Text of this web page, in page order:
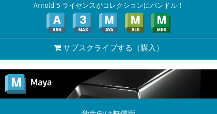
Arnold 5 ライセンスがコレクションにバンドル！
サブスクライブする （購入）